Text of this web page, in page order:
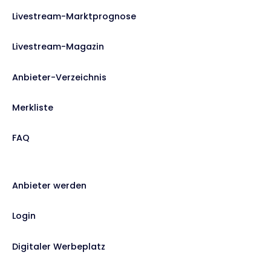
Livestream-Marktprognose
Livestream-Magazin
Anbieter-Verzeichnis
Merkliste
FAQ
Anbieter werden
Login
Digitaler Werbeplatz